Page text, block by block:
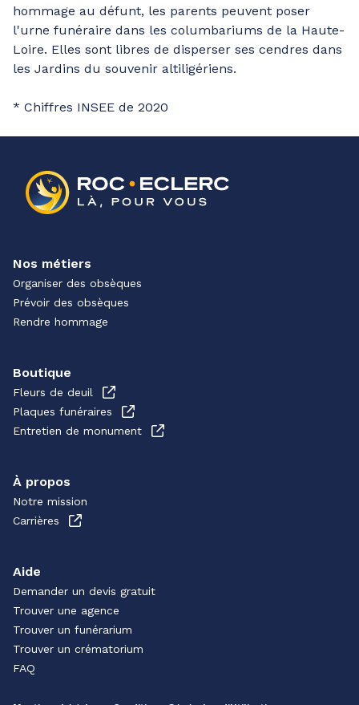
hommage au défunt, les parents peuvent poser
l'urne funéraire dans les columbariums de la Haute-
Loire. Elles sont libres de disperser ses cendres dans
les Jardins du souvenir altiligériens.
* Chiffres INSEE de 2020
Nos métiers
Organiser des obsèques
Prévoir des obsèques
Rendre hommage
Boutique
Fleurs de deuil
Plaques funéraires
Entretien de monument
À propos
Notre mission
Carrières
Aide
Demander un devis gratuit
Trouver une agence
Trouver un funérarium
Trouver un crématorium
FAQ